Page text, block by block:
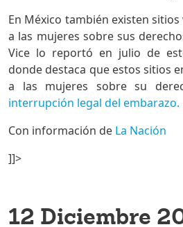
En México también existen
a las mujeres sobre sus
Vice lo reportó en julio de
donde destaca que estos sitios
a las mujeres sobre su
interrupción legal del embarazo.
Con información de La Nación
]]>
12 Diciembre